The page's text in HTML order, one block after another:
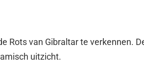
Rots van Gibraltar te verkennen.
uitzicht.